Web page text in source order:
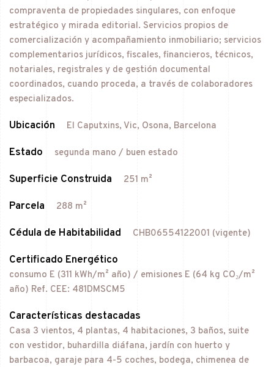
compraventa de propiedades singulares, con enfoque
estratégico y mirada editorial. Servicios propios de
comercialización y acompañamiento inmobiliario; servicios
complementarios jurídicos, fiscales, financieros, técnicos,
notariales, registrales y de gestión documental
coordinados, cuando proceda, a través de colaboradores
especializados.
Ubicación El Caputxins, Vic, Osona, Barcelona
Estado segunda mano / buen estado
Superficie Construida 251 m²
Parcela 288 m²
Cédula de Habitabilidad CHB06554122001 (vigente)
Certificado Energético
consumo E (311 kWh/m² año) / emisiones E (64 kg CO₂/m²
año) Ref. CEE: 481DMSCM5
Características destacadas
Casa 3 vientos, 4 plantas, 4 habitaciones, 3 baños, suite
con vestidor, buhardilla diáfana, jardín con huerto y
barbacoa, garaje para 4-5 coches, bodega, chimenea de